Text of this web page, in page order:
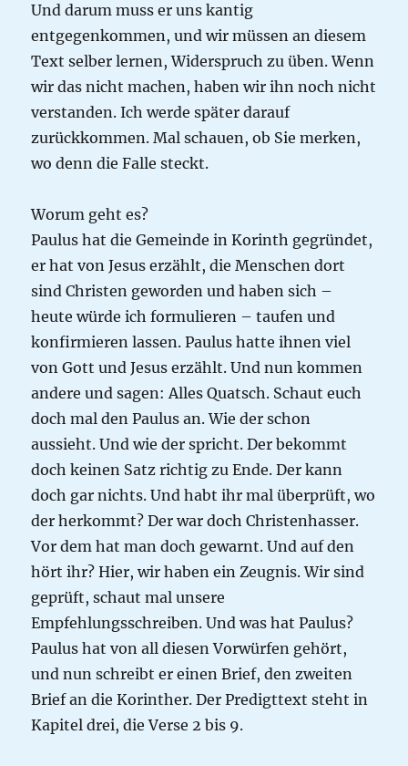
Und darum muss er uns kantig
entgegenkommen, und wir müssen an diesem
Text selber lernen, Widerspruch zu üben. Wenn
wir das nicht machen, haben wir ihn noch nicht
verstanden. Ich werde später darauf
zurückkommen. Mal schauen, ob Sie merken,
wo denn die Falle steckt.
Worum geht es?
Paulus hat die Gemeinde in Korinth gegründet,
er hat von Jesus erzählt, die Menschen dort
sind Christen geworden und haben sich –
heute würde ich formulieren – taufen und
konfirmieren lassen. Paulus hatte ihnen viel
von Gott und Jesus erzählt. Und nun kommen
andere und sagen: Alles Quatsch. Schaut euch
doch mal den Paulus an. Wie der schon
aussieht. Und wie der spricht. Der bekommt
doch keinen Satz richtig zu Ende. Der kann
doch gar nichts. Und habt ihr mal überprüft, wo
der herkommt? Der war doch Christenhasser.
Vor dem hat man doch gewarnt. Und auf den
hört ihr? Hier, wir haben ein Zeugnis. Wir sind
geprüft, schaut mal unsere
Empfehlungsschreiben. Und was hat Paulus?
Paulus hat von all diesen Vorwürfen gehört,
und nun schreibt er einen Brief, den zweiten
Brief an die Korinther. Der Predigttext steht in
Kapitel drei, die Verse 2 bis 9.